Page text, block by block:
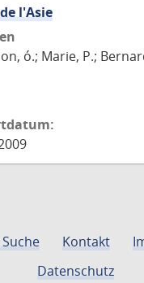
l'Asie
ó.; Marie, P.;
Kontakt
Datenschutz